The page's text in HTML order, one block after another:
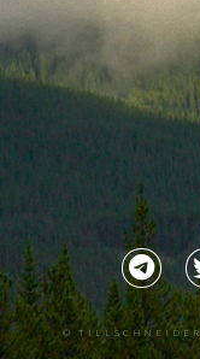
©TILLSCHNEIDER